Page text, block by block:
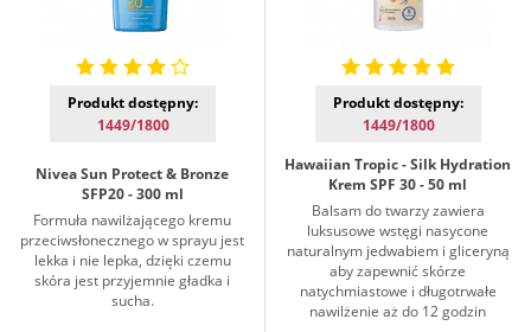
Produkt dostępny:
1449/1800
Nivea Sun Protect & Bronze
SFP20 - 300 ml
Formuła nawilżającego kremu
przeciwsłonecznego w sprayu jest
lekka i nie lepka, dzięki czemu
skóra jest przyjemnie gładka i
sucha.
Produkt dostępny:
1449/1800
Hawaiian Tropic - Silk Hydration
Krem SPF 30 - 50 ml
Balsam do twarzy zawiera
luksusowe wstęgi nasycone
naturalnym jedwabiem i gliceryną
aby zapewnić skórze
natychmiastowe i długotrwałe
nawilżenie aż do 12 godzin